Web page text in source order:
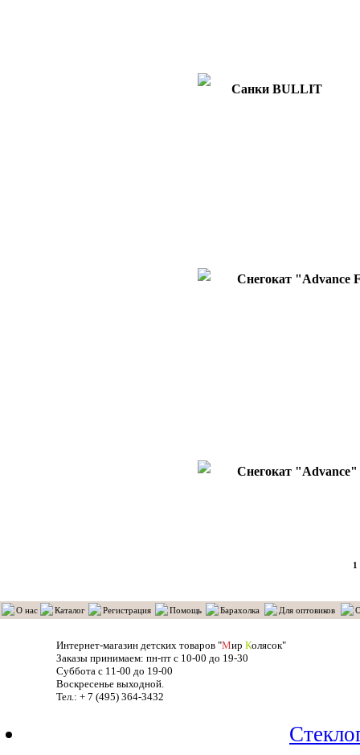
Санки BULLIT
Снегокат "Advance
Снегокат "Advance"
1
О нас Каталог Регистрация Помощь Барахолка Для оптовиков
Интернет-магазин детских товаров "Мир Колясок"
Заказы принимаем: пн-пт с 10-00 до 19-30
Суббота с 11-00 до 19-00
Воскресенье выходной.
Тел.: + 7 (495) 364-3432